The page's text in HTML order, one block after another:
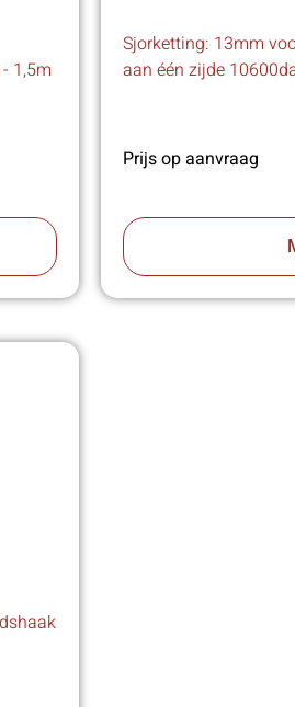
1,5m
Sjorketting: 13mm
aan één zijde
Prijs op aanvraag